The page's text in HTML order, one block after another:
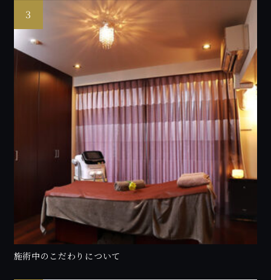
施術中のこだわりについて